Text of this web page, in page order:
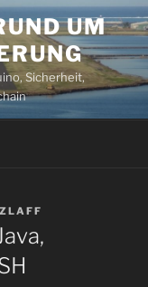
UM
Sicherheit,